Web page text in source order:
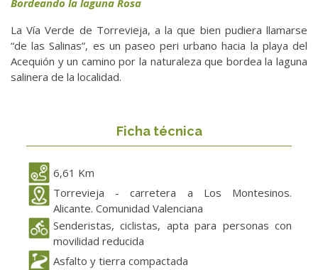
La Vía Verde de Torrevieja, a la que bien pudiera llamarse
“de las Salinas”, es un paseo peri urbano hacia la playa del
Acequión y un camino por la naturaleza que bordea la laguna
salinera de la localidad.
Ficha técnica
6,61 Km
Torrevieja - carretera a Los Montesinos.
Alicante. Comunidad Valenciana
Senderistas, ciclistas, apta para personas con
movilidad reducida
Asfalto y tierra compactada